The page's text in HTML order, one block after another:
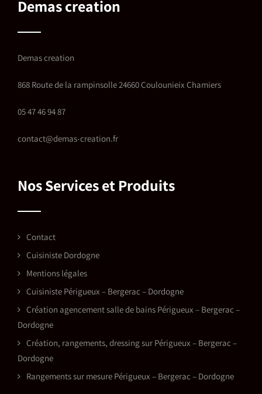
Demas creation
Demas creation
868 Route de la rampinsolle 24660 Coulounieix Chamiers
05 47 46 94 87
contact@demas-creation.fr
Nos Services et Produits
Contact
Cuisiniste Dordogne
Mentions légales
Cuisiniste Périgueux – Bergerac – Dordogne
Création agencement salle de bains Périgueux – Bergerac –
Dordogne
Création, rangements, dressing sur Périgueux – Bergerac –
Dordogne
Rangements sur mesure Périgueux – Bergerac – Dordogne